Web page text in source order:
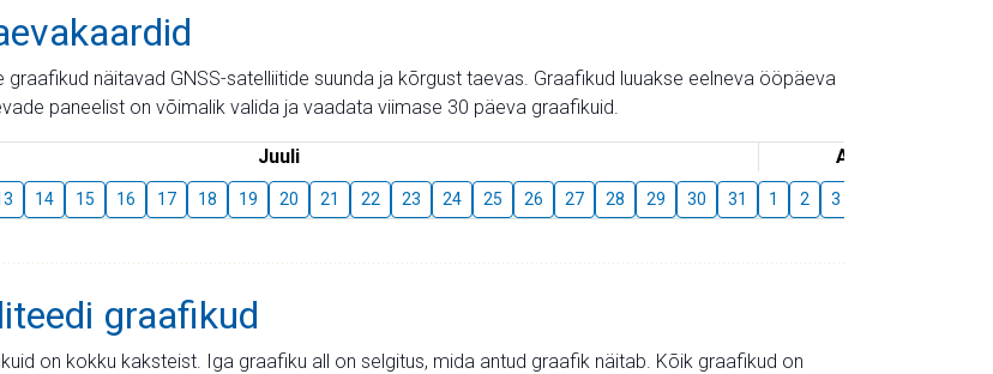
graafikud näitavad GNSS-satelliitide suunda ja kõrgust taevas. Graafikud luuakse eelneva ööpäeva
paneelist on võimalik valida ja vaadata viimase 30 päeva graafikuid.
Juuli August
14 15 16 17 18 19 20 21 22 23 24 25 26 27 28 29 30 31 1 2 3
graafikud
on kokku kaksteist. Iga graafiku all on selgitus, mida antud graafik näitab. Kõik graafikud on